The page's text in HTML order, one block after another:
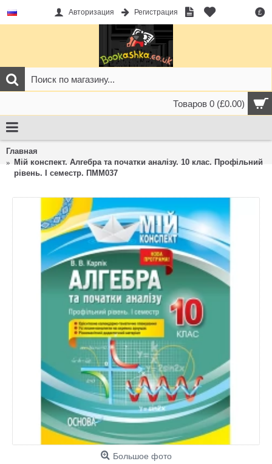
£
Авторизация Регистрация
Товаров 0 (£0.00)
Главная
Мій конспект. Алгебра та початки аналізу. 10 клас. Профільний
рівень. I семестр. ПММ037
Большое фото